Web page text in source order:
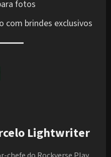
fotos
com brindes exclusivos
Lightwriter